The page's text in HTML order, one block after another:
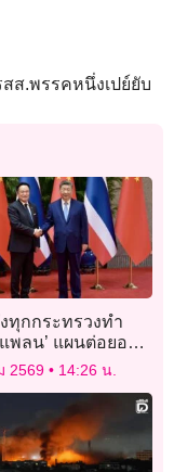
ส.พรรคหนึ่งเปย์ยับ
ทุกกระทรวงทำ
พลน’ แผนต่อยอด
มือจีน
2569 14:26 น.